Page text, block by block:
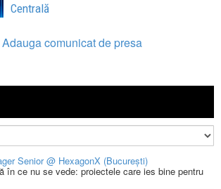
Centrală
Adauga comunicat de presa
Senior @ HexagonX (București)
în ce nu se vede: proiectele care ies bine pentru